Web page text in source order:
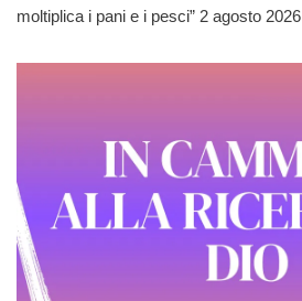
moltiplica i pani e i pesci” 2 agosto 2026